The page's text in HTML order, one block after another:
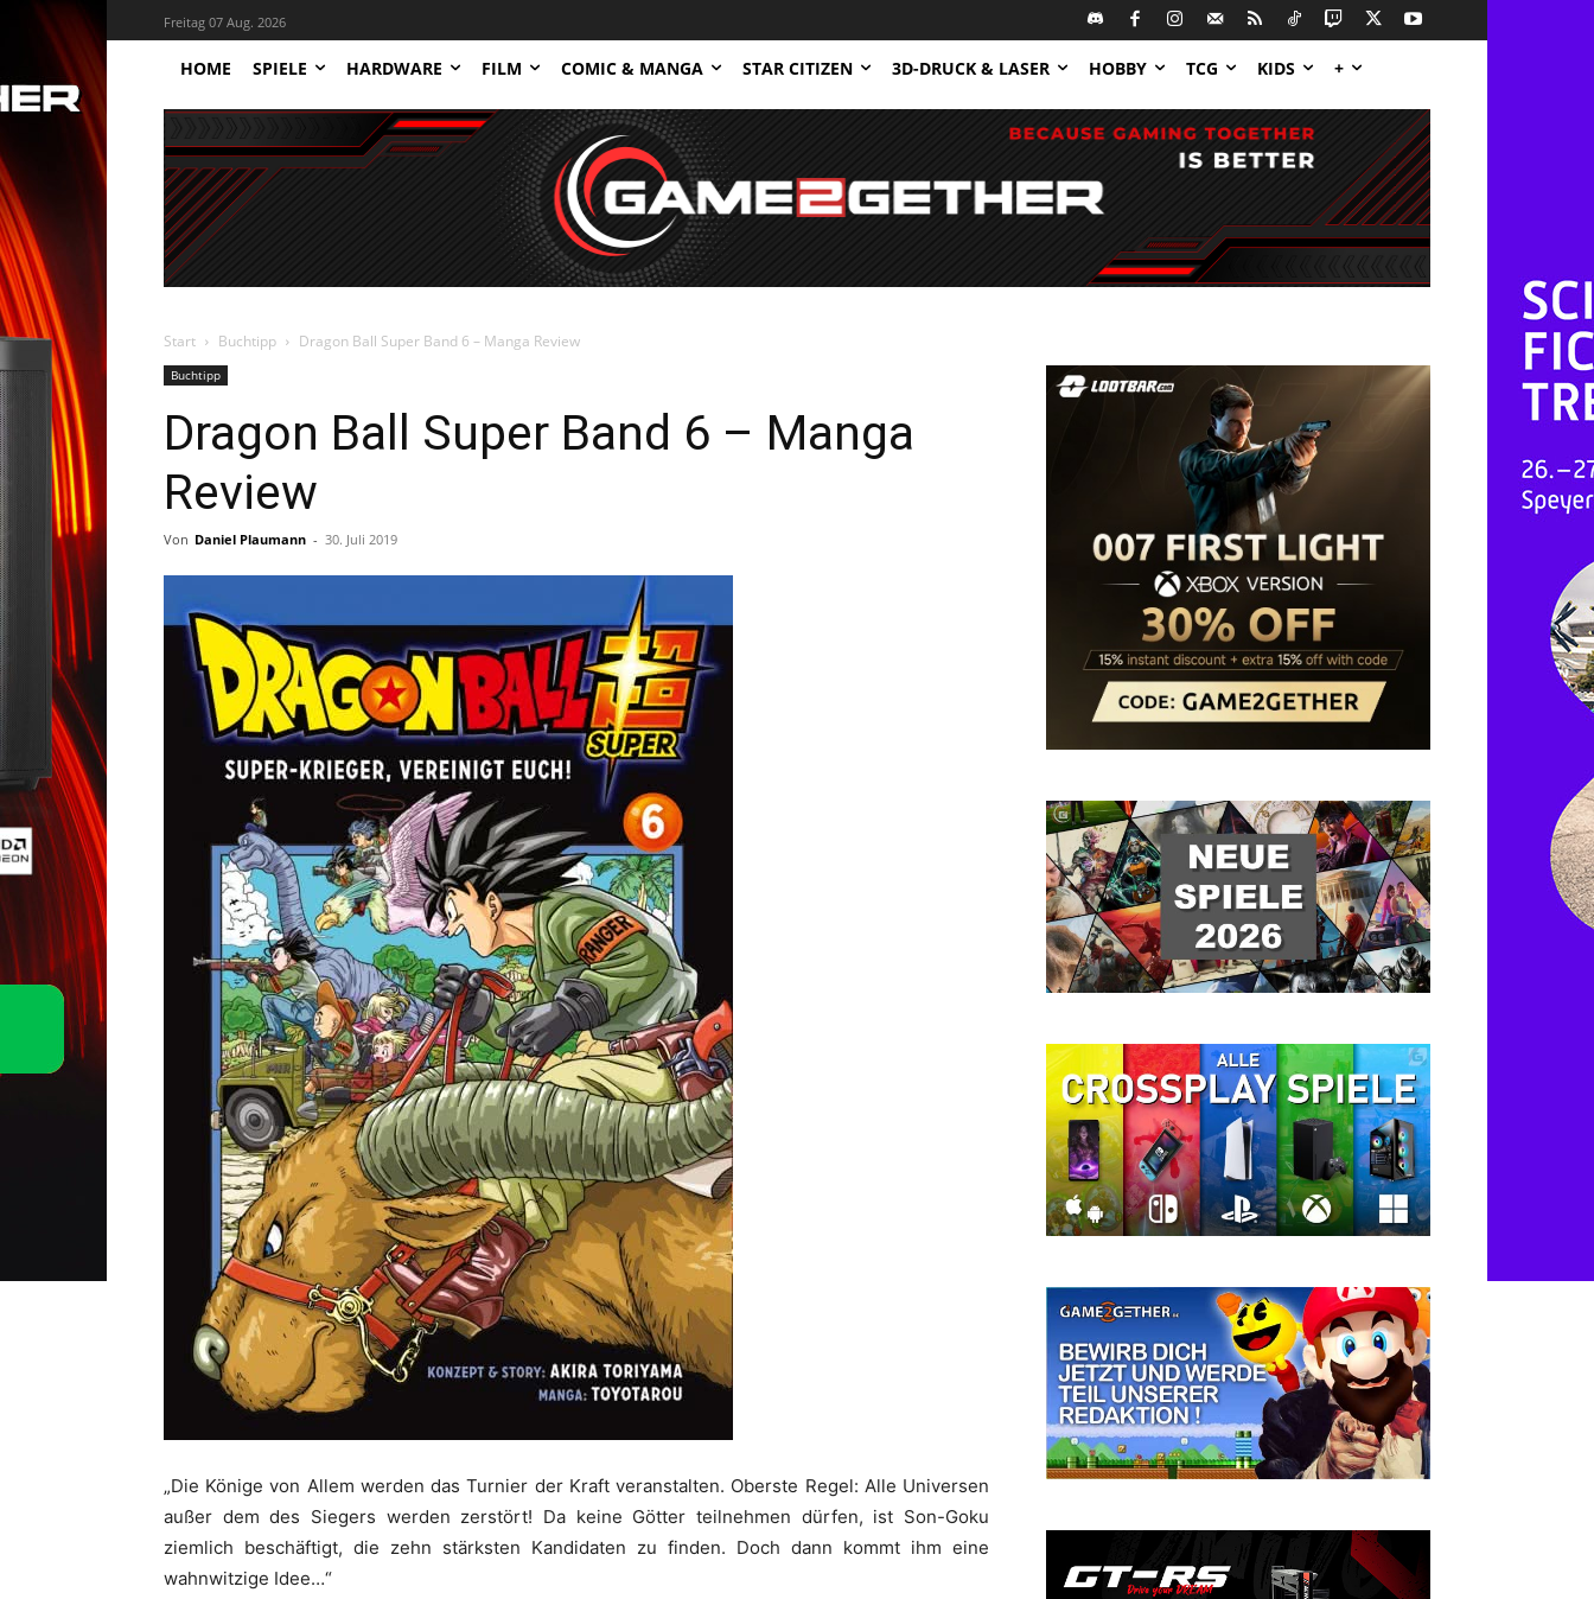
Freitag 07 Aug. 2026
HOME SPIELE HARDWARE FILM COMIC & MANGA STAR CITIZEN 3D-DRUCK & LASER HOBBY TCG KIDS +
Start Buchtipp Dragon Ball Super Band 6 – Manga Review
Buchtipp
Dragon Ball Super Band 6 – Manga
Review
Von Daniel Plaumann - 30. Juli 2019
„Die Könige von Allem werden das Turnier der Kraft veranstalten. Oberste Regel: Alle Universen
außer dem des Siegers werden zerstört! Da keine Götter teilnehmen dürfen, ist Son-Goku
ziemlich beschäftigt, die zehn stärksten Kandidaten zu finden. Doch dann kommt ihm eine
wahnwitzige Idee…“